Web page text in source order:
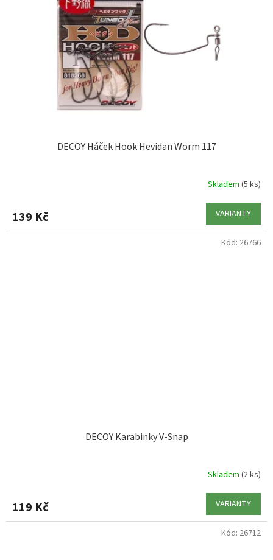
DECOY Háček Hook Hevidan Worm 117
Skladem (5 ks)
139 Kč VARIANTY
DECOY Karabinky V-Snap
Skladem (2 ks)
119 Kč VARIANTY
Kód: 26766
Kód: 26712